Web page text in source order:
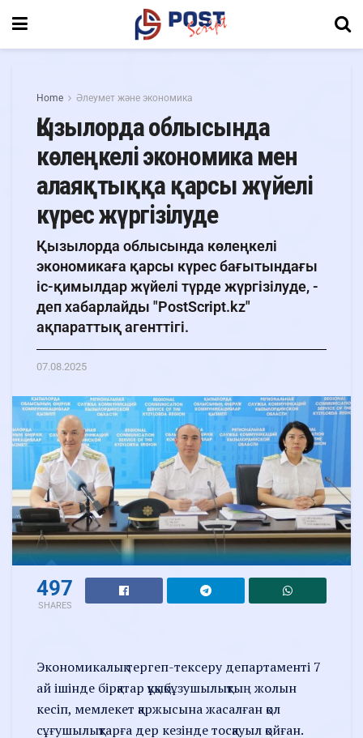
Home Әлеумет және экономика
Қызылорда облысында
көлеңкелі экономика мен
алаяқтыққа қарсы жүйелі
күрес жүргізілуде
Қызылорда облысында көлеңкелі
экономикаға қарсы күрес бағытындағы
іс-қимылдар жүйелі түрде жүргізілуде, -
деп хабарлайды "PostScript.kz"
ақпараттық агенттігі.
07.08.2025
497
SHARES
Экономикалық тергеп-тексеру департаменті 7
ай ішінде бірқатар құқықбұзушылықтың жолын
кесіп, мемлекет қаржысына жасалған қол
сұғушылықтарға дер кезінде тосқауыл қойған.